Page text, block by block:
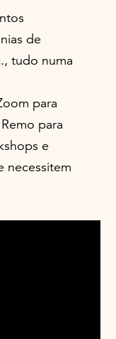
de
tudo numa
para
para
e
necessitem